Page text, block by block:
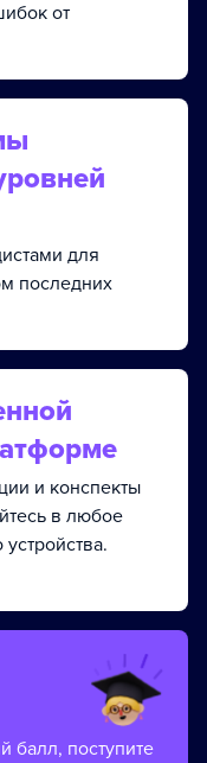
от
для
последних
и конспекты
в любое
балл, поступите